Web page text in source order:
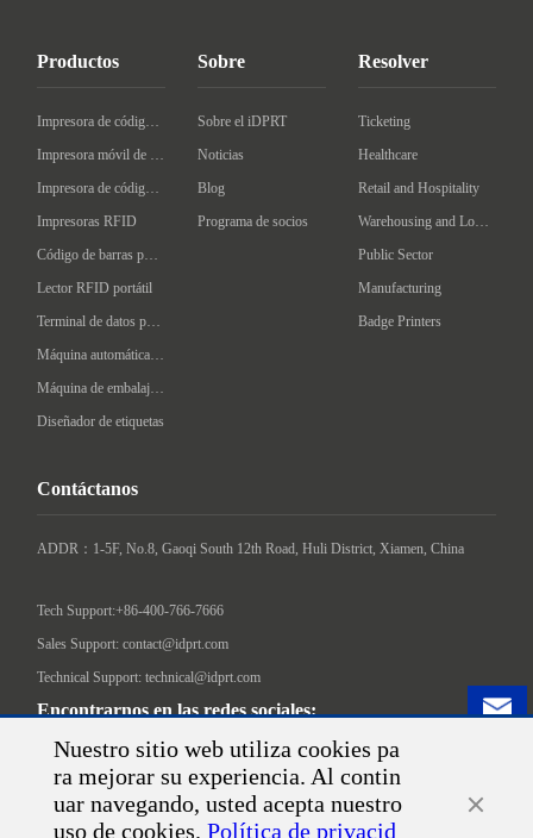
Nuestro sitio web utiliza cookies pa
ra mejorar su experiencia. Al contin
uar navegando, usted acepta nuestro
uso de cookies. Política de privacid
Productos
Impresora de código de barras de escritorio
Impresora móvil de código de barras
Impresora de código de barras Industrial
Impresoras RFID
Código de barras portátil
Lector RFID portátil
Terminal de datos portátil
Máquina automática de etiquetado
Máquina de embalaje inteligente
Diseñador de etiquetas
Sobre
Sobre el iDPRT
Noticias
Blog
Programa de socios
Resolver
Ticketing
Healthcare
Retail and Hospitality
Warehousing and Logistics
Public Sector
Manufacturing
Badge Printers
Contáctanos
ADDR：1-5F, No.8, Gaoqi South 12th Road, Huli District, Xiamen, China
Tech Support:+86-400-766-7666
Sales Support: contact@idprt.com
Technical Support: technical@idprt.com
Encontrarnos en las redes sociales: